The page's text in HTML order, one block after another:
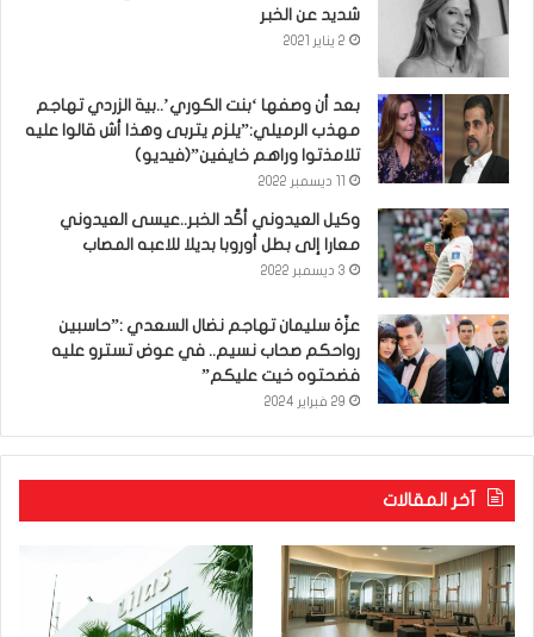
شديد عن الخبر
2 يناير 2021
بعد أن وصفها ‘بنت الكوري’..بية الزردي تهاجم
مهذب الرميلي:”يلزم يتربى وهذا أش قالوا عليه
تلامذتوا وراهم خايفين”(فيديو)
وكيل العيدوني أكّد الخبر..عيسى العيدوني
معارا إلى بطل أوروبا بديلا للاعبه المصاب
3 ديسمبر 2022
عزّة سليمان تهاجم نضال السعدي :”حاسبين
رواحكم صحاب نسيم.. في عوض تسترو عليه
فضحتوه خيت عليكم”
29 فبراير 2024
آخر المقالات